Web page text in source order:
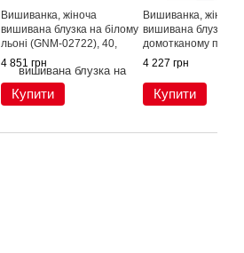
Вишиванка, жіноча
вишивана блузка на білому
льоні (GNM-02722), 40,
льон
4 851 грн
Купити
Вишиванка, жіноча
вишивана блузка на
домотканому
(GNM-02500), 40,
домоткане полотно
4 227 грн
Купити